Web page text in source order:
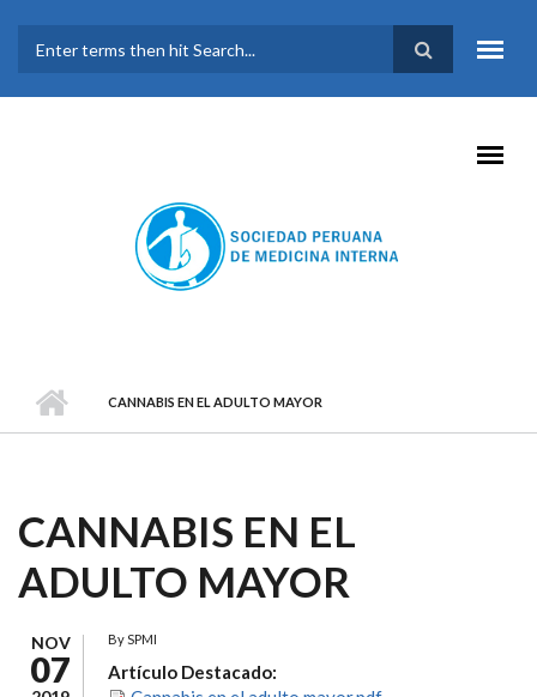
FORMULARIO DE
BÚSQUEDA
CANNABIS EN EL ADULTO MAYOR
CANNABIS EN EL
ADULTO MAYOR
NOV
07
BySPMI
Artículo Destacado: